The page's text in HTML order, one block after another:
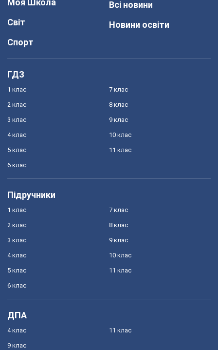
Моя Школа
Світ
Спорт
Всі новини
Новини освіти
ГДЗ
1 клас
2 клас
3 клас
4 клас
5 клас
6 клас
7 клас
8 клас
9 клас
10 клас
11 клас
Підручники
1 клас
2 клас
3 клас
4 клас
5 клас
6 клас
7 клас
8 клас
9 клас
10 клас
11 клас
ДПА
4 клас
9 клас
11 клас